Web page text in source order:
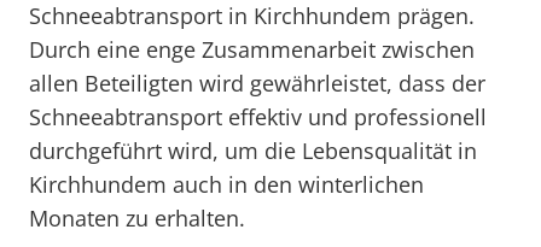
Schneeabtransport in Kirchhundem prägen.
Durch eine enge Zusammenarbeit zwischen
allen Beteiligten wird gewährleistet, dass der
Schneeabtransport effektiv und professionell
durchgeführt wird, um die Lebensqualität in
Kirchhundem auch in den winterlichen
Monaten zu erhalten.